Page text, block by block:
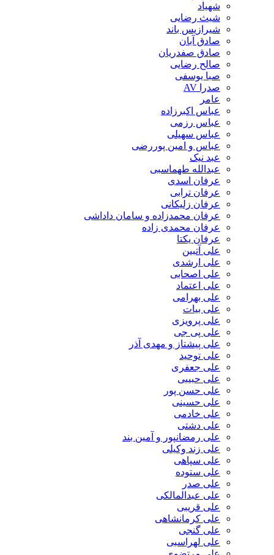
شیث رضایی
شیرازیس باند
صادق آبان
صادق صفدریان
صالح رضایی
صبا یوسفی
عباس اکبرزاده
عباس رزمی
عباس سهیلی
عباس و امین پوررضی
عبد نیک
عبدالله طهماسبی‎
عرفان اسدی
عرفان ترابی
عرفان زلیکانی
عرفان محمدزاده و سامان داداشی
عرفان محمدی زاده
عرفان یکتا
علی آتبین
علی ارشدی
علی اصحابی
علی اعتماد
علی بهرامی
علی بیات
علی پرویزی
علی پی جی
علی پیشتاز و مهدی آذر
علی توحید
علی جعفری
علی حبیبی
علی حسن پور
علی حسینی
علی خادمی
علی دشتی
علی رمضانپور و آمین بند
علی زند وکیلی
علی سپاهی
علی ستوده
علی صدر
علی عبدالمالکی
علی قریبی
علی کرمانشاهی
علی گنجی
علی لهراسبی